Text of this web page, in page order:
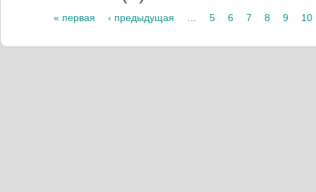
« первая ‹ предыдущая 5 6 7 8 9 10